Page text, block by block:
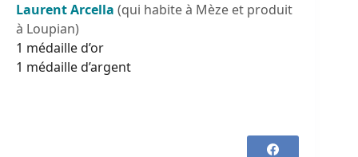
Laurent Arcella (qui habite à Mèze et produit
à Loupian)
1 médaille d’or
1 médaille d’argent